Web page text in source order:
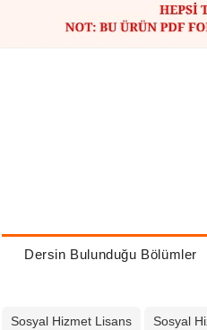
Dersin Bulunduğu Bölümler
Sosyal Hizmet Lisans Sosyal